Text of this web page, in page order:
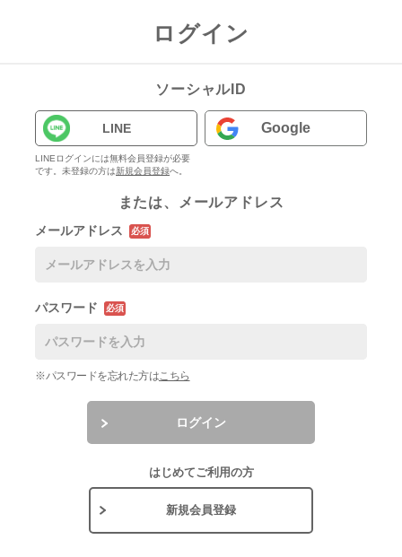
ログイン
ソーシャルID
LINE
LINEログインには無料会員登録が必要
です。未登録の方は新規会員登録へ。
Google
または、メールアドレス
メールアドレス 必須
パスワード 必須
※パスワードを忘れた方はこちら
ログイン
はじめてご利用の方
新規会員登録